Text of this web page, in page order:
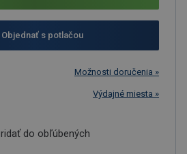
Objednať s potlačou
Možnosti doručenia »
Výdajné miesta »
do obľúbených